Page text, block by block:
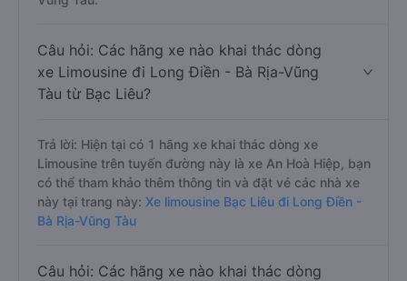
Câu hỏi: Các hãng xe nào khai thác dòng
xe Limousine đi Long Điền - Bà Rịa-Vũng
Tàu từ Bạc Liêu?
Trả lời: Hiện tại có 1 hãng xe khai thác dòng xe
Limousine trên tuyến đường này là xe An Hoà Hiệp, bạn
có thể tham khảo thêm thông tin và đặt vé các nhà xe
này tại trang này: Xe limousine Bạc Liêu đi Long Điền -
Bà Rịa-Vũng Tàu
Câu hỏi: Các hãng xe nào khai thác dòng